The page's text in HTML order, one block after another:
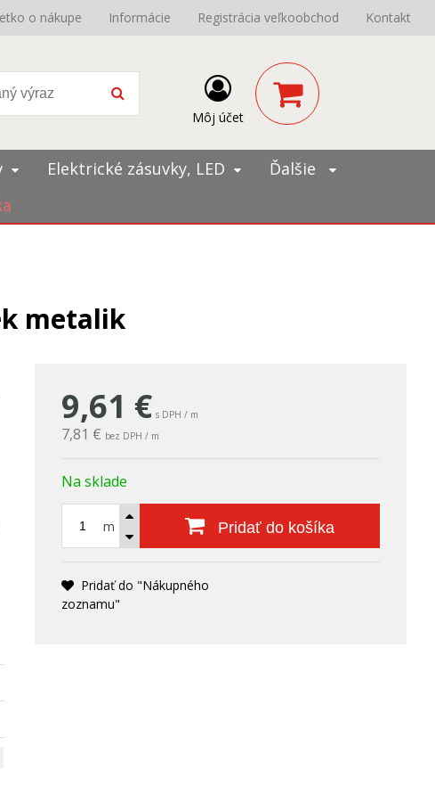
o nákupe Informácie Registrácia veľkoobchod Kontakt
Môj účet
Elektrické zásuvky, LED
Ďalšie
metalik
9,61 € s DPH / m
7,81 € bez DPH / m
Na sklade
m Pridať do košíka
Pridať do "Nákupného
zoznamu"